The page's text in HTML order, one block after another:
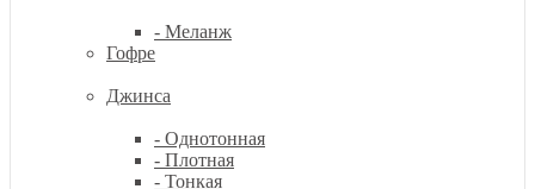
- Меланж
Гофре
Джинса
- Однотонная
- Плотная
- Тонкая